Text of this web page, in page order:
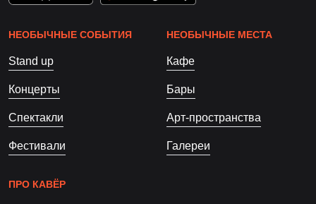
НЕОБЫЧНЫЕ СОБЫТИЯ
Stand up
Концерты
Спектакли
Фестивали
НЕОБЫЧНЫЕ МЕСТА
Кафе
Бары
Арт-пространства
Галереи
ПРО КАВЁР